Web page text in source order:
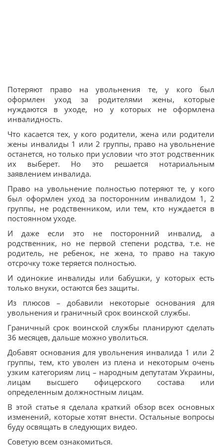
Потеряют право на увольнения те, у кого был
оформлен уход за родителями жены, которые
нуждаются в уходе, но у которых не оформлена
инвалидность.
Что касается тех, у кого родители, жена или родители
жены инвалиды 1 или 2 группы, право на увольнение
останется, но только при условии что этот родственник
их выберет. Но это решается нотариальным
заявлением инвалида.
Право на увольнение полностью потеряют те, у кого
был оформлен уход за посторонним инвалидом 1, 2
группы, не родственником, или тем, кто нуждается в
постоянном уходе.
И даже если это не посторонний инвалид, а
родственник, но не первой степени родства, т.е. не
родитель, не ребенок, не жена, то право на такую
отсрочку тоже теряется полностью.
И одинокие инвалиды или бабушки, у которых есть
только внуки, остаются без защиты.
Из плюсов – добавили некоторые основания для
увольнения и граничный срок воинской службы.
Граничный срок воинской службы планируют сделать
36 месяцев, дальше можно уволиться.
Добавят основания для увольнения инвалида 1 или 2
группы, тем, кто уволен из плена и некоторым очень
узким категориям лиц – народным депутатам Украины,
лицам высшего офицерского состава или
определенным должностным лицам.
В этой статье я сделала краткий обзор всех основных
изменений, которые хотят внести. Остальные вопросы
буду освящать в следующих видео.
Советую всем ознакомиться.